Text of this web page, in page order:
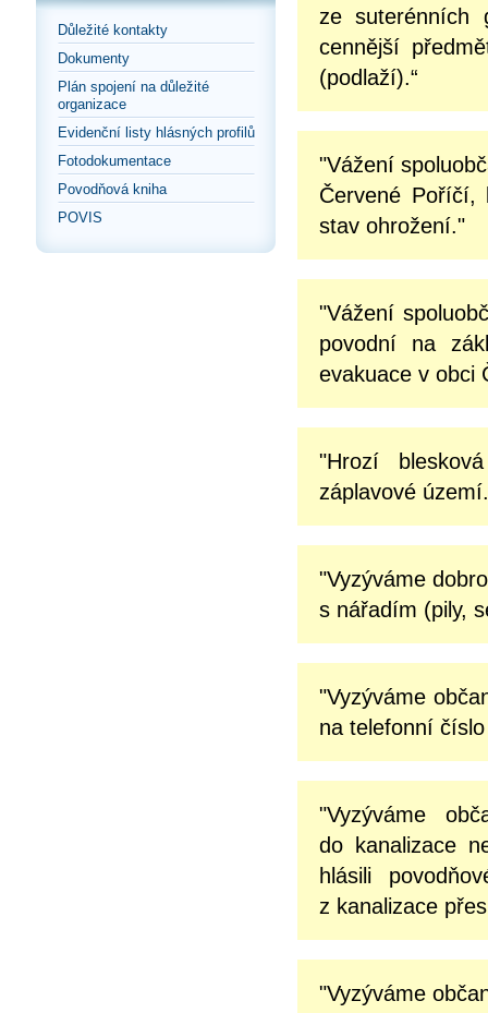
Důležité kontakty
Dokumenty
Plán spojení na důležité
organizace
Evidenční listy hlásných profilů
Fotodokumentace
Povodňová kniha
POVIS
ze suterénních
cennější
(podlaží).“
"Vážení
Červené Poříčí,
stav ohrožení."
"Vážení
povodní na
evakuace v obci
"Hrozí
záplavové
"Vyzýváme
s nářadím (pily,
"Vyzýváme
na telefonní
"Vyzýváme
do kanalizace
hlásili
z kanalizace
"Vyzýváme